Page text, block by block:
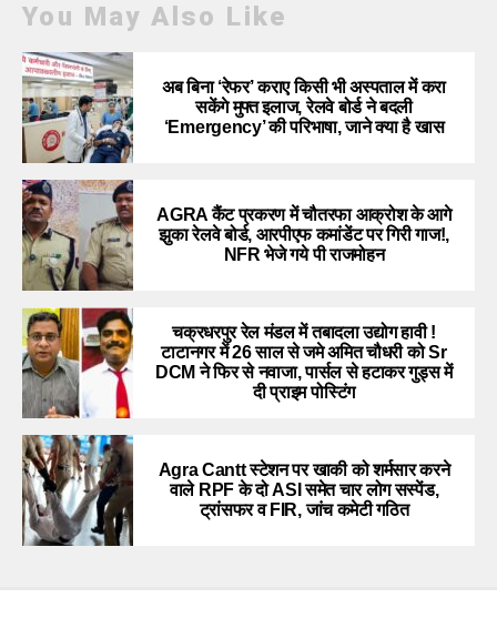
You May Also Like
अब बिना ‘रेफर’ कराए किसी भी अस्पताल में करा
सकेंगे मुफ्त इलाज, रेलवे बोर्ड ने बदली
‘Emergency’ की परिभाषा, जाने क्या है खास
AGRA कैंट प्रकरण में चौतरफा आक्रोश के आगे
झुका रेलवे बोर्ड, आरपीएफ कमांडेंट पर गिरी गाज!,
NFR भेजे गये पी राजमोहन
चक्रधरपुर रेल मंडल में तबादला उद्योग हावी !
टाटानगर में 26 साल से जमे अमित चौधरी को Sr
DCM ने फिर से नवाजा, पार्सल से हटाकर गुड्स में
दी प्राइम पोस्टिंग
Agra Cantt स्टेशन पर खाकी को शर्मसार करने
वाले RPF के दो ASI समेत चार लोग सस्पेंड,
ट्रांसफर व FIR, जांच कमेटी गठित